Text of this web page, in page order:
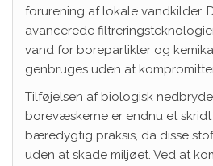
forurening af lokale vandkilder.
avancerede
vand for borepartikler og
genbruges uden at
Tilføjelsen af biologisk
borevæskerne er endnu et
bæredygtig praksis, da disse
uden at skade miljøet. Ved at